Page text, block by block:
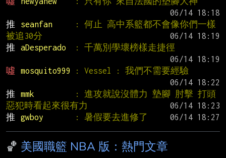
推
seanfan
: 何止 高中系籃都不會像你們一樣
被追30分
推
aDesperado
: 千萬別學壞榜樣走捷徑
噓
mosquito999
: Vessel : 我們不需要經驗
推
mmk
: 進攻就說沒體力 墊腳 肘擊 打頭
惡犯時看起來很有力
推
gwboy : 暑假要去進修了
🏀 美國職籃 NBA 版：熱門文章